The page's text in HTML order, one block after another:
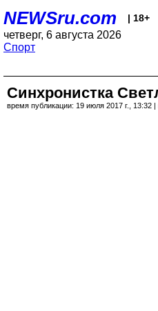
NEWSru.com | 18+
четверг, 6 августа 2026
Спорт
Синхронистка
время публикации: 19 июля 2017 г., 13:32